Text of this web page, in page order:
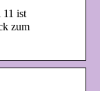
11 ist
zum